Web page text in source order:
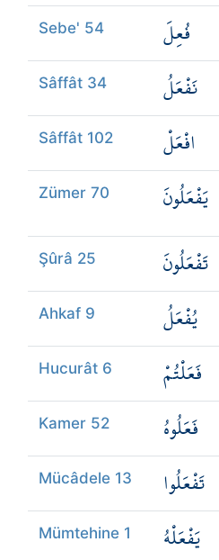
Sebe' 54 فُعِلَ
Sâffât 34 نَفْعَلُ
Sâffât 102 افْعَلْ
Zümer 70 يَفْعَلُونَ
Şûrâ 25 تَفْعَلُونَ
Ahkaf 9 يُفْعَلُ
Hucurât 6 فَعَلْتُمْ
Kamer 52 فَعَلُوهُ
Mücâdele 13 تَفْعَلُوا
Mümtehine 1 يَفْعَلْهُ